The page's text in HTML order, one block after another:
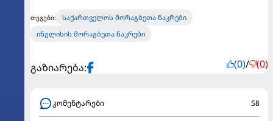
თეგები:
საქართველოს მორაგბეთა ნაკრები
ინგლისის მორაგბეთა ნაკრები
გაზიარება: (0)/ (0)
კომენტარები 58